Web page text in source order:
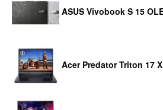
ASUS Vivobook S 15
Acer Predator Triton 17 X